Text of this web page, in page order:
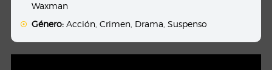
Waxman
Género: Acción ,Crimen Drama ,Suspenso